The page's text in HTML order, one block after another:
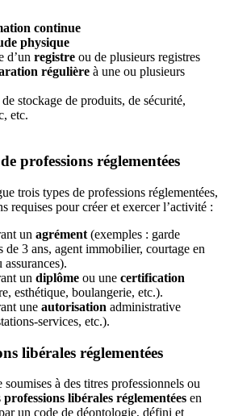
continue
physique
d’un registre ou de plusieurs registres
régulière à une ou plusieurs
stockage de produits, de sécurité,
etc.
professions réglementées
trois types de professions réglementées,
requises pour créer et exercer l’activité :
un agrément (exemples : garde
de 3 ans, agent immobilier, courtage en
un diplôme ou une certification
esthétique, boulangerie, etc.).
une autorisation administrative
services, etc.).
libérales réglementées
soumises à des titres professionnels ou
professions libérales réglementées en
un code de déontologie, défini et